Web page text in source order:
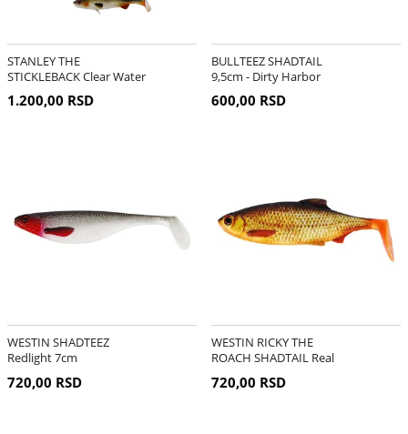
STANLEY THE
STICKLEBACK Clear Water
Mix 7,5cm
1.200,00 RSD
BULLTEEZ SHADTAIL
9,5cm - Dirty Harbor
600,00 RSD
WESTIN SHADTEEZ
Redlight 7cm
720,00 RSD
WESTIN RICKY THE
ROACH SHADTAIL Real
720,00 RSD